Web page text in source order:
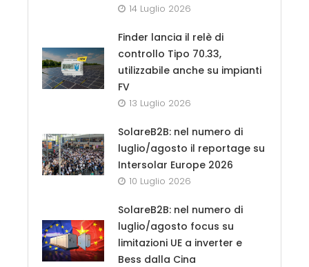
14 Luglio 2026
Finder lancia il relè di
controllo Tipo 70.33,
utilizzabile anche su impianti
FV
13 Luglio 2026
SolareB2B: nel numero di
luglio/agosto il reportage su
Intersolar Europe 2026
10 Luglio 2026
SolareB2B: nel numero di
luglio/agosto focus su
limitazioni UE a inverter e
Bess dalla Cina